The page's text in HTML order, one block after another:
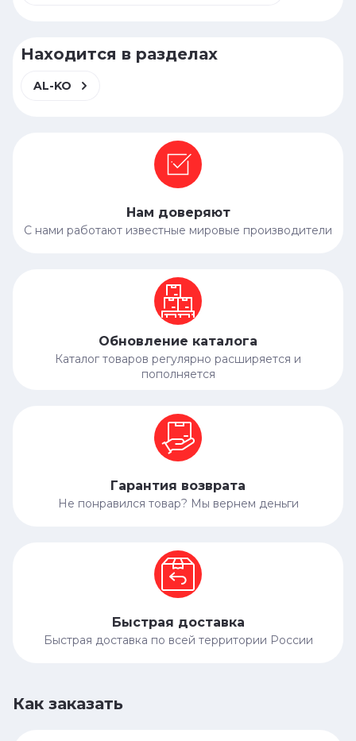
Находится в разделах
AL-KO
Нам доверяют
С нами работают известные мировые производители
Обновление каталога
Каталог товаров регулярно расширяется и
пополняется
Гарантия возврата
Не понравился товар? Мы вернем деньги
Быстрая доставка
Быстрая доставка по всей территории России
Как заказать